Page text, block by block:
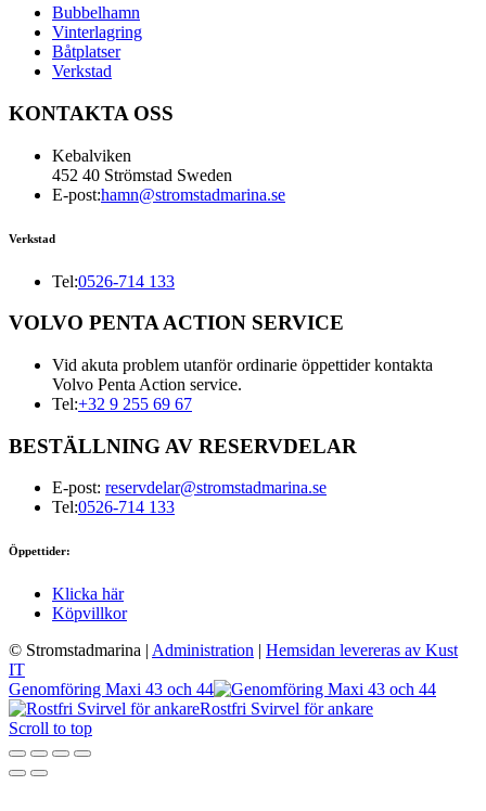
Bubbelhamn
Vinterlagring
Båtplatser
Verkstad
KONTAKTA OSS
Kebalviken
452 40 Strömstad Sweden
E-post:hamn@stromstadmarina.se
Verkstad
Tel:0526-714 133
VOLVO PENTA ACTION SERVICE
Vid akuta problem utanför ordinarie öppettider kontakta
Volvo Penta Action service.
Tel:+32 9 255 69 67
BESTÄLLNING AV RESERVDELAR
E-post: reservdelar@stromstadmarina.se
Tel:0526-714 133
Öppettider:
Klicka här
Köpvillkor
© Stromstadmarina | Administration | Hemsidan levereras av Kust
IT
Genomföring Maxi 43 och 44
Rostfri Svirvel för ankare
Scroll to top